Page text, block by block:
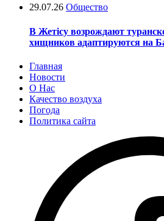
29.07.26 Общество
В Жетісу возрождают
хищников адаптируются на
Главная
Новости
О Нас
Качество воздуха
Погода
Политика сайта